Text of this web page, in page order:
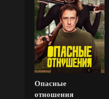
Опасные
отношения